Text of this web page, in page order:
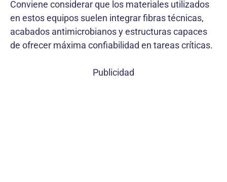
Conviene considerar que los materiales utilizados
en estos equipos suelen integrar fibras técnicas,
acabados antimicrobianos y estructuras capaces
de ofrecer máxima confiabilidad en tareas críticas.
Publicidad